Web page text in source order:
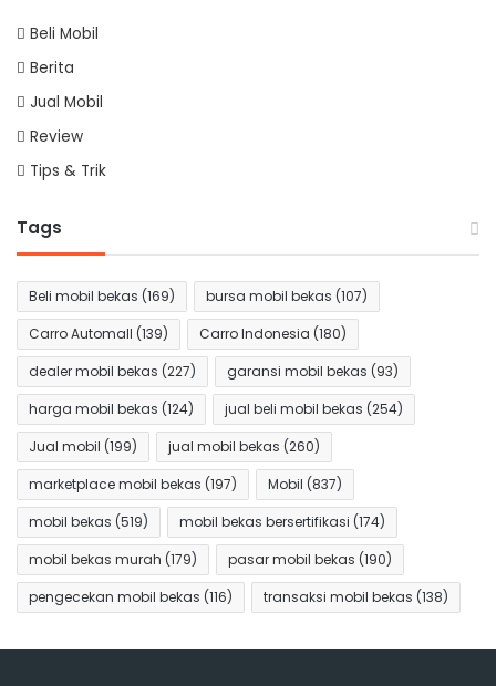
Beli Mobil
Berita
Jual Mobil
Review
Tips & Trik
Tags
Beli mobil bekas (169) bursa mobil bekas (107)
Carro Automall (139) Carro Indonesia (180)
dealer mobil bekas (227) garansi mobil bekas (93)
harga mobil bekas (124) jual beli mobil bekas (254)
Jual mobil (199) jual mobil bekas (260)
marketplace mobil bekas (197) Mobil (837)
mobil bekas (519) mobil bekas bersertifikasi (174)
mobil bekas murah (179) pasar mobil bekas (190)
pengecekan mobil bekas (116) transaksi mobil bekas (138)